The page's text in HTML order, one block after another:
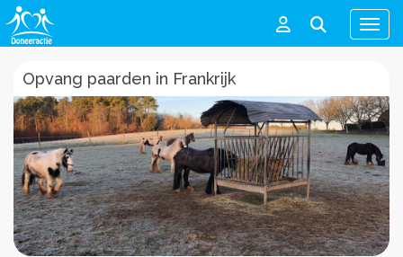
Menu
Opvang paarden in Frankrijk